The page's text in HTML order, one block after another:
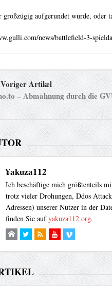
großzügig aufgerundet wurde, oder
news/battlefield-3-
Voriger Artikel
– Abmahnung durch die
¥akuza112
Ich beschäftige mich größtenteils
trotz vieler Drohungen, Ddos
Adressen) unserer Nutzer in der
finden Sie aufyakuza112.org.